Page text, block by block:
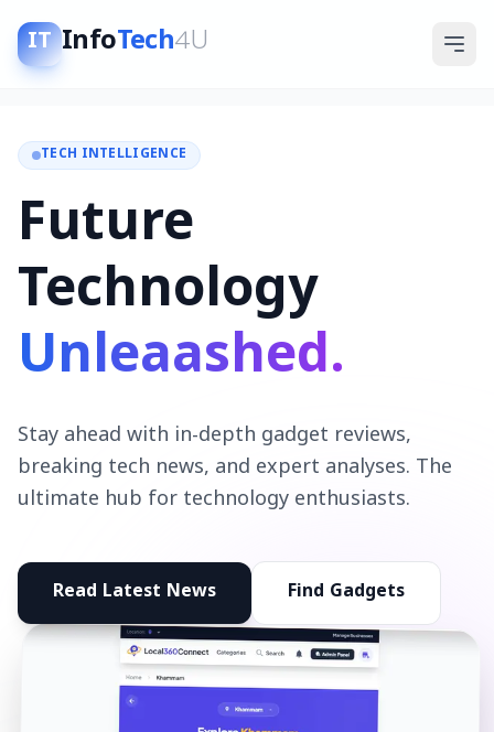
IT InfoTech4U
TECH INTELLIGENCE
Future
Technology
Unleaashed.
Stay ahead with in-depth gadget reviews,
breaking tech news, and expert analyses. The
ultimate hub for technology enthusiasts.
Read Latest News Find Gadgets